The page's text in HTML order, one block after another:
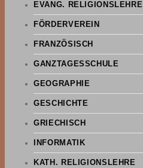
EVANG. RELIGIONSLEHRE
FÖRDERVEREIN
FRANZÖSISCH
GANZTAGESSCHULE
GEOGRAPHIE
GESCHICHTE
GRIECHISCH
INFORMATIK
KATH. RELIGIONSLEHRE